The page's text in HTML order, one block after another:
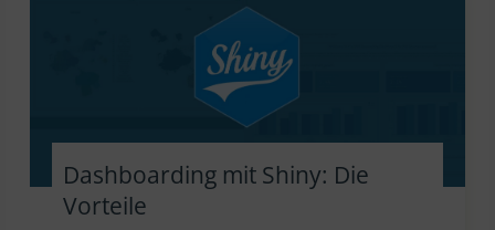
Dashboarding mit Shiny: Die
Vorteile